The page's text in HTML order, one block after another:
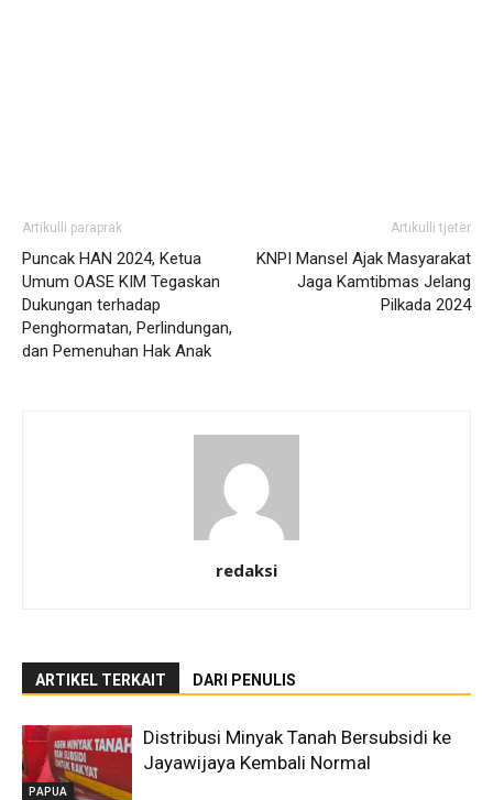
Artikulli paraprak
Puncak HAN 2024, Ketua
Umum OASE KIM Tegaskan
Dukungan terhadap
Penghormatan, Perlindungan,
dan Pemenuhan Hak Anak
Artikulli tjetër
KNPI Mansel Ajak Masyarakat
Jaga Kamtibmas Jelang
Pilkada 2024
redaksi
ARTIKEL TERKAIT DARI PENULIS
PAPUA
Distribusi Minyak Tanah Bersubsidi ke
Jayawijaya Kembali Normal